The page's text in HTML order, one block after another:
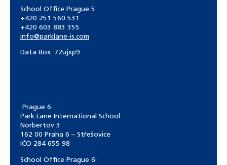
School Office Prague 5:
+420 251 560 531
+420 603 883 355
info@parklane-is.com
Data Box: 72ujxp9
Prague 6
Park Lane International School
Norbertov 3
162 00 Praha 6 – Střešovice
IČO 284 655 98
School Office Prague 6: